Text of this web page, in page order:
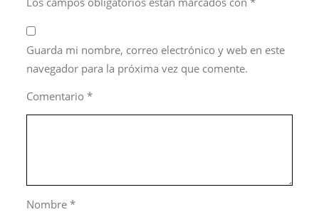
Guarda mi nombre, correo electrónico y web en este
navegador para la próxima vez que comente.
Comentario*
Nombre*